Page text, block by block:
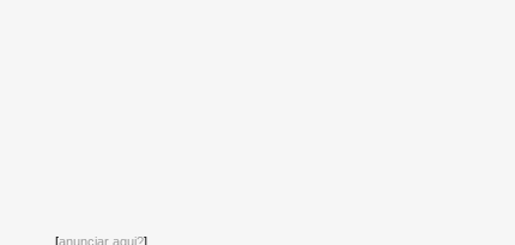
[anunciar aqui?]